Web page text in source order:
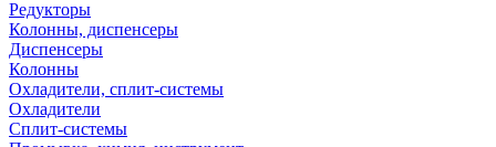
Редукторы
Колонны, диспенсеры
Диспенсеры
Колонны
Охладители, сплит-системы
Охладители
Сплит-системы